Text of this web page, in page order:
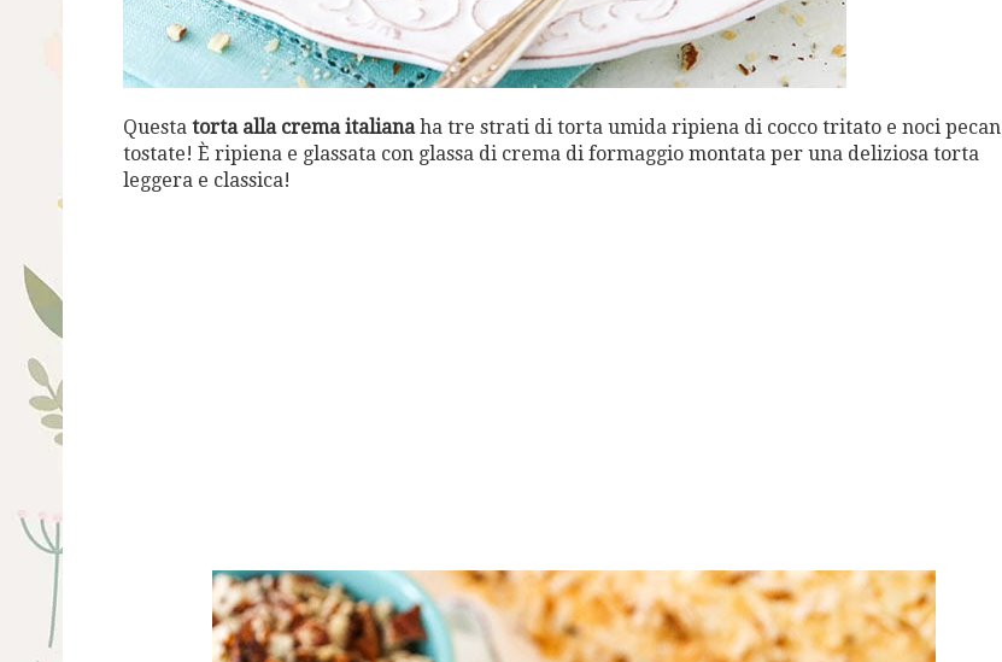
Questa torta alla crema italianaha tre strati di torta umida ripiena di cocco tritato e noci pecan
tostate! È ripiena e glassata con glassa di crema di formaggio montata per una deliziosa torta
leggera e classica!